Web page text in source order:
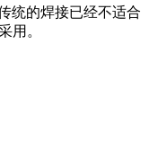
统的焊接已经不适合
用。